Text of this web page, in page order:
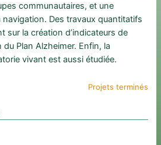
communautaires, et une
navigation. Des travaux quantitatifs
sur la création d’indicateurs de
du Plan Alzheimer. Enfin, la
vivant est aussi étudiée.
Projets terminés